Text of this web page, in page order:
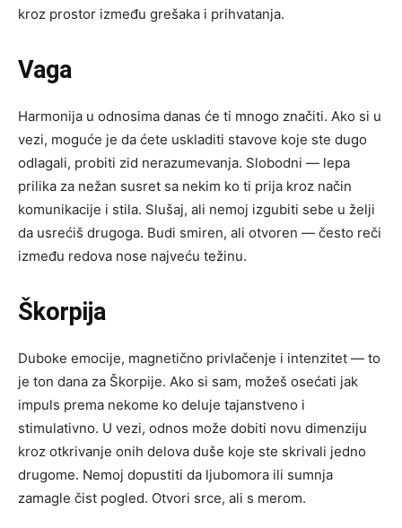
kroz prostor između grešaka i prihvatanja.
Vaga
Harmonija u odnosima danas će ti mnogo značiti. Ako si u
vezi, moguće je da ćete uskladiti stavove koje ste dugo
odlagali, probiti zid nerazumevanja. Slobodni — lepa
prilika za nežan susret sa nekim ko ti prija kroz način
komunikacije i stila. Slušaj, ali nemoj izgubiti sebe u želji
da usrećiš drugoga. Budi smiren, ali otvoren — često reči
između redova nose najveću težinu.
Škorpija
Duboke emocije, magnetično privlačenje i intenzitet — to
je ton dana za Škorpije. Ako si sam, možeš osećati jak
impuls prema nekome ko deluje tajanstveno i
stimulativno. U vezi, odnos može dobiti novu dimenziju
kroz otkrivanje onih delova duše koje ste skrivali jedno
drugome. Nemoj dopustiti da ljubomora ili sumnja
zamagle čist pogled. Otvori srce, ali s merom.